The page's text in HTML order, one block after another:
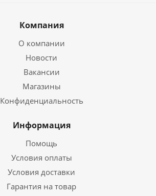
Компания
О компании
Новости
Вакансии
Магазины
Конфиденциальность
Информация
Помощь
Условия оплаты
Условия доставки
Гарантия на товар